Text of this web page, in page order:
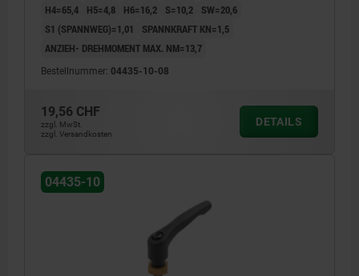
H4=65,4
H5=4,8 H6=16,2 S=10,2
SW=20,6
S1 (SPANNWEG)=1,01
SPANNKRAFT KN=1,5
ANZIEH- DREHMOMENT MAX. NM=13,7
Bestellnummer: 04435-10-08
19,56 CHF
zzgl. MwSt.
zzgl. Versandkosten
DETAILS
04435-10